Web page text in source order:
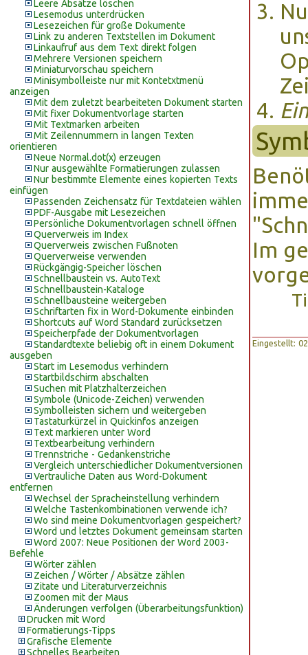
Leere Absätze löschen
Lesemodus unterdrücken
Lesezeichen für große Dokumente
Link zu anderen Textstellen im Dokument
Linkaufruf aus dem Text direkt folgen
Mehrere Versionen speichern
Miniaturvorschau speichern
Minisymbolleiste nur mit Kontetxtmenü
anzeigen
Mit dem zuletzt bearbeiteten Dokument starten
Mit fixer Dokumentvorlage starten
Mit Textmarken arbeiten
Mit Zeilennummern in langen Texten
orientieren
Neue Normal.dot(x) erzeugen
Nur ausgewählte Formatierungen zulassen
Nur bestimmte Elemente eines kopierten Texts
einfügen
Passenden Zeichensatz für Textdateien wählen
PDF-Ausgabe mit Lesezeichen
Persönliche Dokumentvorlagen schnell öffnen
Querverweis im Index
Querverweis zwischen Fußnoten
Querverweise verwenden
Rückgängig-Speicher löschen
Schnellbaustein vs. AutoText
Schnellbaustein-Kataloge
Schnellbausteine weitergeben
Schriftarten fix in Word-Dokumente einbinden
Shortcuts auf Word Standard zurücksetzen
Speicherpfade der Dokumentvorlagen
Standardtexte beliebig oft in einem Dokument
ausgeben
Start im Lesemodus verhindern
Startbildschirm abschalten
Suchen mit Platzhalterzeichen
Symbole (Unicode-Zeichen) verwenden
Symbolleisten sichern und weitergeben
Tastaturkürzel in Quickinfos anzeigen
Text markieren unter Word
Textbearbeitung verhindern
Trennstriche - Gedankenstriche
Vergleich unterschiedlicher Dokumentversionen
Vertrauliche Daten aus Word-Dokument
entfernen
Wechsel der Spracheinstellung verhindern
Welche Tastenkombinationen verwende ich?
Wo sind meine Dokumentvorlagen gespeichert?
Word und letztes Dokument gemeinsam starten
Word 2007: Neue Positionen der Word 2003-
Befehle
Wörter zählen
Zeichen / Wörter / Absätze zählen
Zitate und Literaturverzeichnis
Zoomen mit der Maus
Änderungen verfolgen (Überarbeitungsfunktion)
Drucken mit Word
Formatierungs-Tipps
Grafische Elemente
Schnelles Bearbeiten
Im
Eingestellt: